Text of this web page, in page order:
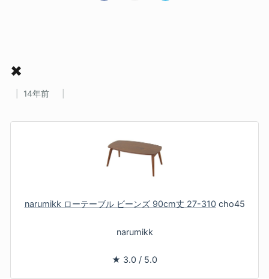
✖
14年前
narumikk ローテーブル ビーンズ 90cm丈 27-310 cho45
narumikk
★ 3.0 / 5.0